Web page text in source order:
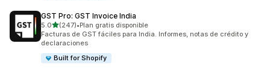
GST Pro: GST Invoice India
5.0de 5 estrellas
(247)
247 reseñas en total
•Plan gratis disponible
Facturas de GST fáciles para India. Informes, notas de crédito y
declaraciones
Built for Shopify